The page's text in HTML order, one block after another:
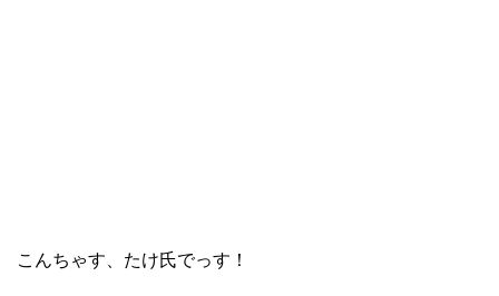
こんちゃす、たけ氏でっす！